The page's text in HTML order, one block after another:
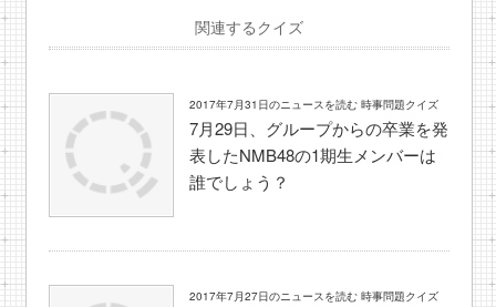
関連するクイズ
2017年7月31日のニュースを読む 時事問題クイズ
7月29日、グループからの卒業を発
表したNMB48の1期生メンバーは
誰でしょう？
2017年7月27日のニュースを読む 時事問題クイズ